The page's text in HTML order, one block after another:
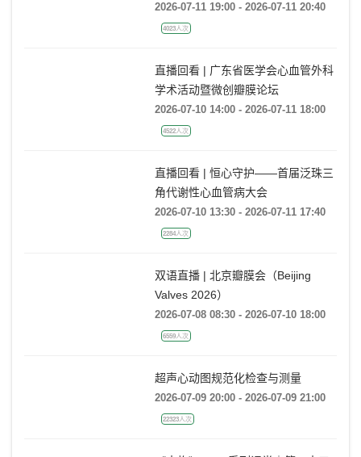
2026-07-11 19:00 - 2026-07-11 20:40
4023人次
直播回看 | 广东省医学会心血管外科
学术活动暨微创瓣膜论坛
2026-07-10 14:00 - 2026-07-11 18:00
4522人次
直播回看 | 恒心守护——首届泛珠三
角代谢性心血管病大会
2026-07-10 13:30 - 2026-07-11 17:40
2284人次
双语直播 | 北京瓣膜会（Beijing
Valves 2026）
2026-07-08 08:30 - 2026-07-10 18:00
6559人次
超声心动图规范化检查与测量
2026-07-09 20:00 - 2026-07-09 21:00
22323人次